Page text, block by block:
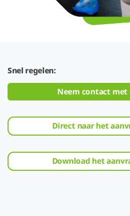
Snel regelen:
Neem contact met
Direct naar het
Download het